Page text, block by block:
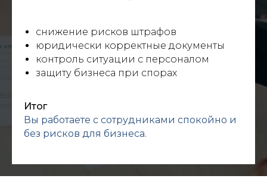
снижение рисков штрафов
юридически корректные документы
контроль ситуации с персоналом
защиту бизнеса при спорах
Итог
Вы работаете с сотрудниками спокойно и
без рисков для бизнеса.